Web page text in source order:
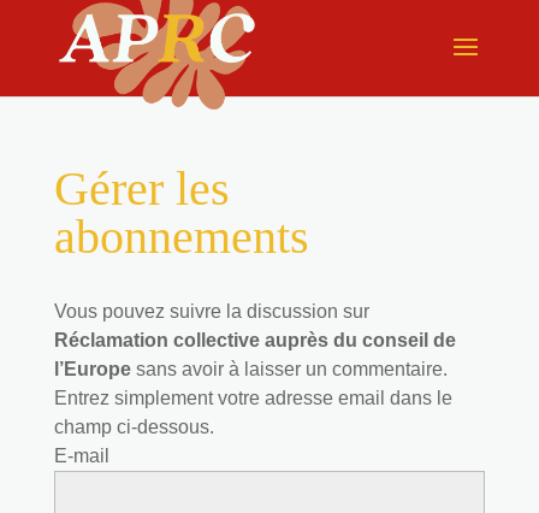
Gérer les
abonnements
Vous pouvez suivre la discussion sur
Réclamation collective auprès du conseil de
l’Europesans avoir à laisser un commentaire.
Entrez simplement votre adresse email dans le
champ ci-dessous.
E-mail